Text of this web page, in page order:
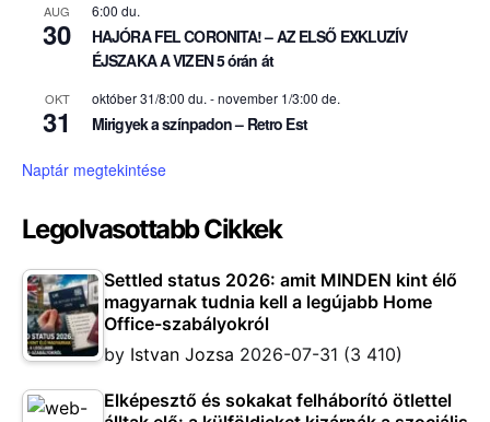
AUG
30
6:00 du.
HAJÓRA FEL CORONITA! – AZ ELSŐ EXKLUZÍV
ÉJSZAKA A VIZEN 5 órán át
OKT
31
október 31/8:00 du. -november 1/3:00 de.
Mirigyek a színpadon – Retro Est
Naptár megtekintése
Legolvasottabb Cikkek
Settled status 2026: amit MINDEN kint élő
magyarnak tudnia kell a legújabb Home
Office-szabályokról
by Istvan Jozsa 2026-07-31 (3 410)
Elképesztő és sokakat felháborító ötlettel